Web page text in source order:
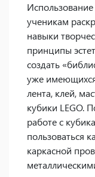
ученикам
навыки
принципы
создать
уже имеющихся
лента, клей,
кубики LEGO.
работе с
пользоваться
каркасной